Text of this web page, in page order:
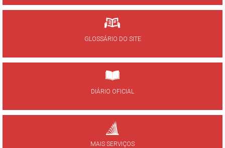
GLOSSÁRIO DO SITE
DIÁRIO OFICIAL
MAIS SERVIÇOS